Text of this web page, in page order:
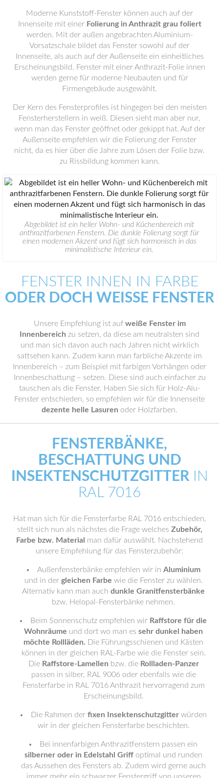
Moderne Kunststoff-Fenster können auch auf der
Innenseite mit einer Folierung in Anthrazit grau foliert
werden. Mit der außen angebrachten Aluminium-
Vorsatzschale bildet das Fenster sowohl auf der
Innenseite, als auch auf der Außenseite ein einheitliches
Erscheinungsbild. Fenster mit einer Anthrazit-Folie innen
werden gerne für moderne Neubauten und für
Firmengebäude ausgewählt.
Der Kern des Fensterprofiles ist hingegen bei den meisten
Fensterherstellern in weiß. Diesen sieht man aber nur,
wenn man das Fenster geöffnet oder gekippt hat. Auf der
Außenseite empfehlen wir die Folierung der Fenster
nicht, da es hier über die Jahre zum Lösen der Folie bzw.
zu Rissbildung kommen kann.
Abgebildet ist ein heller Wohn- und Küchenbereich mit
anthrazitfarbenen Fenstern. Die dunkle Folierung sorgt für
einen modernen Akzent und fügt sich harmonisch in das
minimalistische Interieur ein.
FENSTER INNEN IN FARBE
ODER DOCH WEISSE FENSTER
Unsere Empfehlung ist auf weiße Fenster im
Innenbereich zu setzen, da diese am neutralsten sind
und man sich davon auch nach Jahren nicht wirklich
sattsehen kann. Zudem kann man farbliche Akzente im
Innenbereich – zum Beispiel mit farbigen Vorhängen oder
Innenbeschattung – setzen. Diese sind auch einfacher zu
tauschen als die Fenster. Haben Sie sich für Holz-Alu-
Fenster entschieden, so empfehlen wir für die Innenseite
dezente helle Lasuren oder Holzfarben.
FENSTERBÄNKE,
BESCHATTUNG UND
INSEKTENSCHUTZGITTERIN
RAL 7016
Hat man sich für die Fensterfarbe RAL 7016 entschieden,
stellt sich nun als nächstes die Frage welches Zubehör,
Farbe bzw. Material man dafür auswählt. Nachstehend
unsere Empfehlung für das Fensterzubehör:
Außenfensterbänke empfehlen wir in Aluminium
und in der gleichen Farbe wie die Fenster zu wählen.
Alternativ kann man auch dunkle Granitfensterbänke
bzw. Helopal-Fensterbänke nehmen.
Beim Sonnenschutz empfehlen wir Raffstore für die
Wohnräume und dort wo man es sehr dunkel haben
möchte Rollläden. Die Führungsschienen und Kästen
können in der gleichen RAL-Farbe wie die Fenster sein.
Die Raffstore-Lamellen bzw. die Rollladen-Panzer
passen in silber, RAL 9006 oder ebenfalls wie die
Fensterfarbe in RAL 7016 Anthrazit hervorragend zum
Erscheinungsbild.
Die Rahmen der fixen Insektenschutzgitterwürden
wir in der gleichen Fensterfarbe beschichten.
Bei innenfarbigen Anthrazitfenstern passen ein
silberner oder in Edelstahl Griff optimal und runden
das Aussehen des Fensters ab. Zudem wird gerne auch